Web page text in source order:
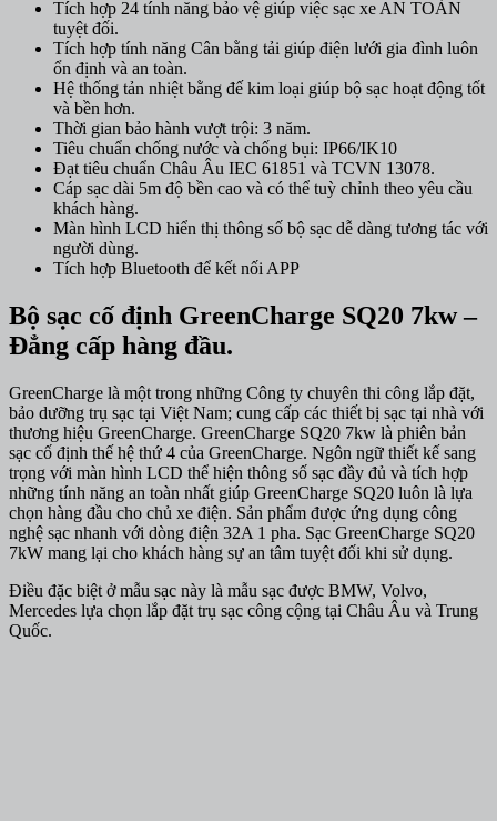
Tích hợp 24 tính năng bảo vệ giúp việc sạc xe AN TOÀN
tuyệt đối.
Tích hợp tính năng Cân bằng tải giúp điện lưới gia đình luôn
ổn định và an toàn.
Hệ thống tản nhiệt bằng đế kim loại giúp bộ sạc hoạt động tốt
và bền hơn.
Thời gian bảo hành vượt trội: 3 năm.
Tiêu chuẩn chống nước và chống bụi: IP66/IK10
Đạt tiêu chuẩn Châu Âu IEC 61851 và TCVN 13078.
Cáp sạc dài 5m độ bền cao và có thể tuỳ chỉnh theo yêu cầu
khách hàng.
Màn hình LCD hiển thị thông số bộ sạc dễ dàng tương tác với
người dùng.
Tích hợp Bluetooth để kết nối APP
Bộ sạc cố định GreenCharge SQ20 7kw –
Đẳng cấp hàng đầu.
GreenCharge là một trong những Công ty chuyên thi công lắp đặt,
bảo dưỡng trụ sạc tại Việt Nam; cung cấp các thiết bị sạc tại nhà với
thương hiệu GreenCharge. GreenCharge SQ20 7kw là phiên bản
sạc cố định thế hệ thứ 4 của GreenCharge. Ngôn ngữ thiết kế sang
trọng với màn hình LCD thể hiện thông số sạc đầy đủ và tích hợp
những tính năng an toàn nhất giúp GreenCharge SQ20 luôn là lựa
chọn hàng đầu cho chủ xe điện. Sản phẩm được ứng dụng công
nghệ sạc nhanh với dòng điện 32A 1 pha. Sạc GreenCharge SQ20
7kW mang lại cho khách hàng sự an tâm tuyệt đối khi sử dụng.
Điều đặc biệt ở mẫu sạc này là mẫu sạc được BMW, Volvo,
Mercedes lựa chọn lắp đặt trụ sạc công cộng tại Châu Âu và Trung
Quốc.